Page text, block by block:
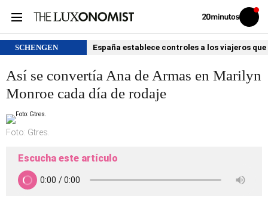
Volver
Iniciar
sesión
SCHENGEN España establece controles a los viajeros
Así se convertía Ana de Armas en Marilyn
Monroe cada día de rodaje
Foto: Gtres.
Escucha este artículo